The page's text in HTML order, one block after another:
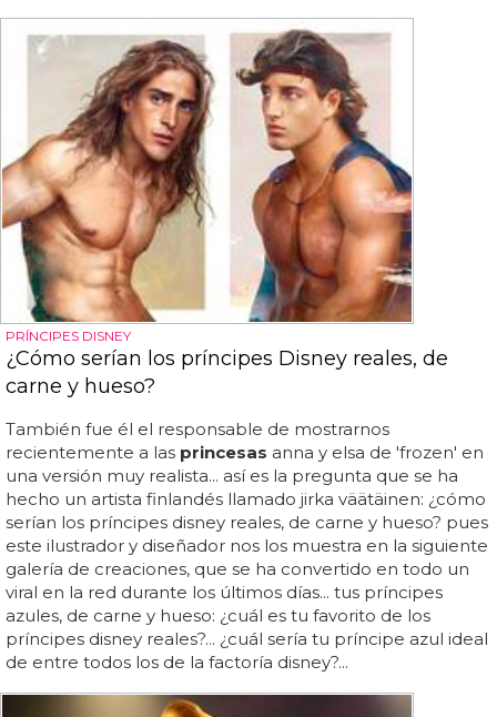
PRÍNCIPES DISNEY
¿Cómo serían los príncipes Disney reales, de
carne y hueso?
También fue él el responsable de mostrarnos
recientemente a las princesas anna y elsa de 'frozen' en
una versión muy realista... así es la pregunta que se ha
hecho un artista finlandés llamado jirka väätäinen: ¿cómo
serían los príncipes disney reales, de carne y hueso? pues
este ilustrador y diseñador nos los muestra en la siguiente
galería de creaciones, que se ha convertido en todo un
viral en la red durante los últimos días... tus príncipes
azules, de carne y hueso: ¿cuál es tu favorito de los
príncipes disney reales?... ¿cuál sería tu príncipe azul ideal
de entre todos los de la factoría disney?...